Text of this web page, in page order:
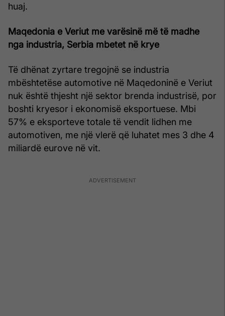
huaj.
Maqedonia e Veriut me varësinë më të madhe
nga industria, Serbia mbetet në krye
Të dhënat zyrtare tregojnë se industria
mbështetëse automotive në Maqedoninë e Veriut
nuk është thjesht një sektor brenda industrisë, por
boshti kryesor i ekonomisë eksportuese. Mbi
57% e eksporteve totale të vendit lidhen me
automotiven, me një vlerë që luhatet mes 3 dhe 4
miliardë eurove në vit.